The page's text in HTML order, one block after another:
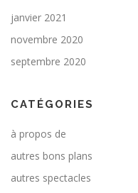
janvier 2021
novembre 2020
septembre 2020
CATÉGORIES
à propos de
autres bons plans
autres spectacles